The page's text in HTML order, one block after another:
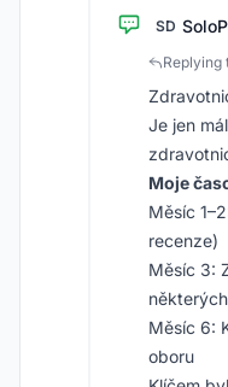
SD
Replying
Je jen
Moje
Měsíc
recenze)
Měsíc 3:
Měsíc 6:
oboru